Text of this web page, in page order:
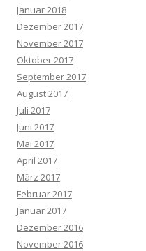
Januar 2018
Dezember 2017
November 2017
Oktober 2017
September 2017
August 2017
Juli 2017
Juni 2017
Mai 2017
April 2017
März 2017
Februar 2017
Januar 2017
Dezember 2016
November 2016